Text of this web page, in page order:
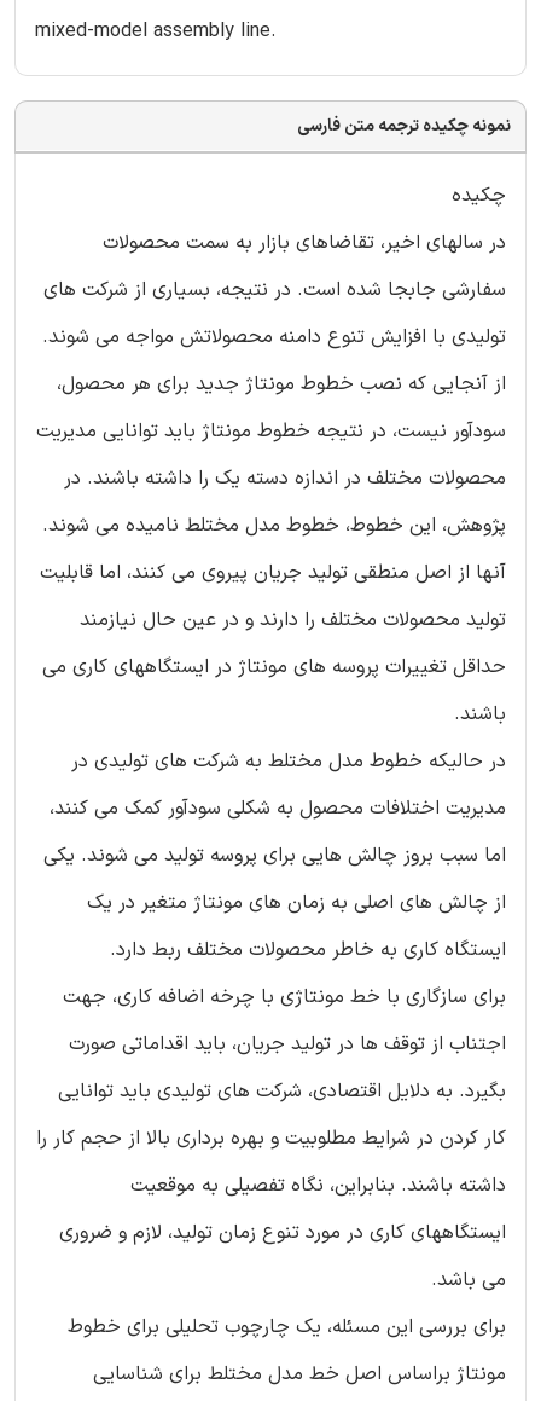
mixed-model assembly line.
نمونه چکیده ترجمه متن فارسی
چکیده
در سالهای اخیر، تقاضاهای بازار به سمت محصولات
سفارشی جابجا شده است. در نتیجه، بسیاری از شرکت های
تولیدی با افزایش تنوع دامنه محصولاتش مواجه می شوند.
از آنجایی که نصب خطوط مونتاژ جدید برای هر محصول،
سودآور نیست، در نتیجه خطوط مونتاژ باید توانایی مدیریت
محصولات مختلف در اندازه دسته یک را داشته باشند. در
پژوهش، این خطوط، خطوط مدل مختلط نامیده می شوند.
آنها از اصل منطقی تولید جریان پیروی می کنند، اما قابلیت
تولید محصولات مختلف را دارند و در عین حال نیازمند
حداقل تغییرات پروسه های مونتاژ در ایستگاههای کاری می
باشند.
در حالیکه خطوط مدل مختلط به شرکت های تولیدی در
مدیریت اختلافات محصول به شکلی سودآور کمک می کنند،
اما سبب بروز چالش هایی برای پروسه تولید می شوند. یکی
از چالش های اصلی به زمان های مونتاژ متغیر در یک
ایستگاه کاری به خاطر محصولات مختلف ربط دارد.
برای سازگاری با خط مونتاژی با چرخه اضافه کاری، جهت
اجتناب از توقف ها در تولید جریان، باید اقداماتی صورت
بگیرد. به دلایل اقتصادی، شرکت های تولیدی باید توانایی
کار کردن در شرایط مطلوبیت و بهره برداری بالا از حجم کار را
داشته باشند. بنابراین، نگاه تفصیلی به موقعیت
ایستگاههای کاری در مورد تنوع زمان تولید، لازم و ضروری
می باشد.
برای بررسی این مسئله، یک چارچوب تحلیلی برای خطوط
مونتاژ براساس اصل خط مدل مختلط برای شناسایی